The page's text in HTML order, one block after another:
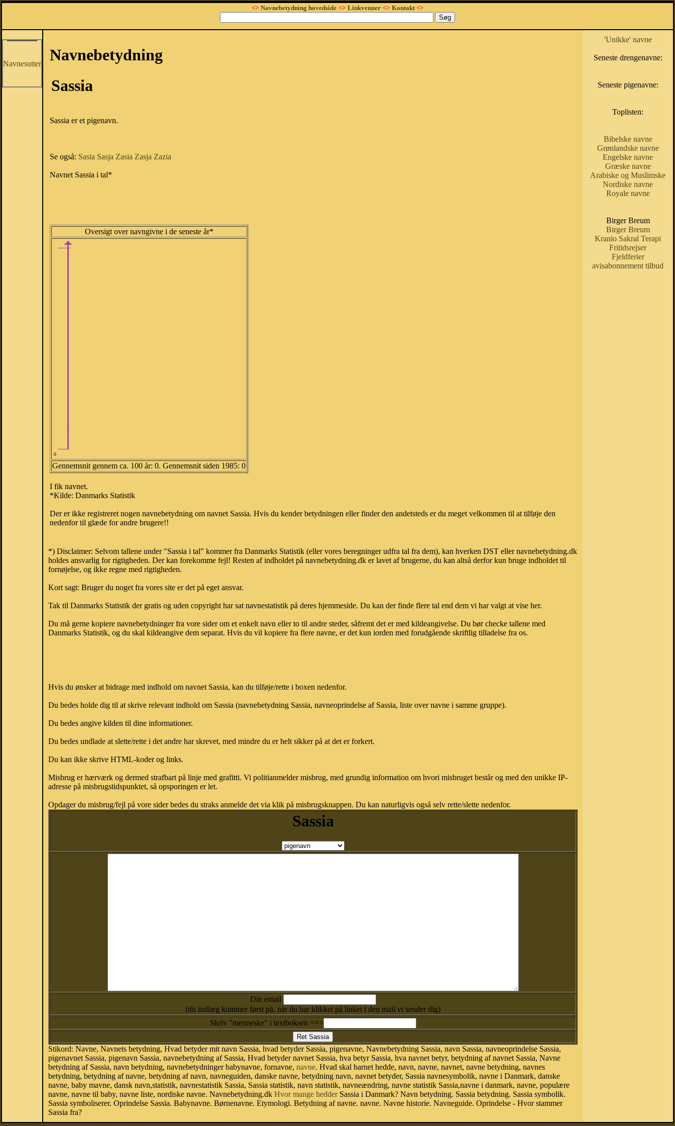
<> Navnebetydning hovedside <> Linkvenner <> Kontakt<>
Navnesutter
Navnebetydning
Sassia
Sassia er et pigenavn.
Se også: Sasia Sasja Zasia Zasja Zazia
Navnet Sassia i tal*
Oversigt over navngivne i de seneste år*
0
Gennemsnit gennem ca. 100 år: 0. Gennemsnit siden 1985: 0
I fik navnet.
*Kilde: Danmarks Statistik
Der er ikke registreret nogen navnebetydning om navnet Sassia. Hvis du kender betydningen eller finder den andetsteds er du meget velkommen til at tilføje den
nedenfor til glæde for andre brugere!!
*) Disclaimer: Selvom tallene under "Sassia i tal" kommer fra Danmarks Statistik (eller vores beregninger udfra tal fra dem), kan hverken DST eller navnebetydning.dk
holdes ansvarlig for rigtigheden. Der kan forekomme fejl! Resten af indholdet på navnebetydning.dk er lavet af brugerne, du kan altså derfor kun bruge indholdet til
fornøjelse, og ikke regne med rigtigheden.
Kort sagt: Bruger du noget fra vores site er det på eget ansvar.
Tak til Danmarks Statistik der gratis og uden copyright har sat navnestatistik på deres hjemmeside. Du kan der finde flere tal end dem vi har valgt at vise her.
Du må gerne kopiere navnebetydninger fra vore sider om et enkelt navn eller to til andre steder, såfremt det er med kildeangivelse. Du bør checke tallene med
Danmarks Statistik, og du skal kildeangive dem separat. Hvis du vil kopiere fra flere navne, er det kun iorden med forudgående skriftlig tilladelse fra os.
Hvis du ønsker at bidrage med indhold om navnet Sassia, kan du tilføje/rette i boxen nedenfor.
Du bedes holde dig til at skrive relevant indhold om Sassia (navnebetydning Sassia, navneoprindelse af Sassia, liste over navne i samme gruppe).
Du bedes angive kilden til dine informationer.
Du bedes undlade at slette/rette i det andre har skrevet, med mindre du er helt sikker på at det er forkert.
Du kan ikke skrive HTML-koder og links.
Misbrug er hærværk og dermed strafbart på linje med grafitti. Vi politianmelder misbrug, med grundig information om hvori misbruget består og med den unikke IP-
adresse på misbrugstidspunktet, så opsporingen er let.
Opdager du misbrug/fejl på vore sider bedes du straks anmelde det via klik på misbrugsknappen. Du kan naturligvis også selv rette/slette nedenfor.
Sassia
Din email
(dit indlæg kommer først på, når du har klikket på linket i den mail vi sender dig)
Skriv "menneske" i textboksen ==>
Stikord: Navne, Navnets betydning, Hvad betyder mit navn Sassia, hvad betyder Sassia, pigenavne, Navnebetydning Sassia, navn Sassia, navneoprindelse Sassia,
pigenavnet Sassia, pigenavn Sassia, navnebetydning af Sassia, Hvad betyder navnet Sassia, hva betyr Sassia, hva navnet betyr, betydning af navnet Sassia, Navne
betydning af Sassia, navn betydning, navnebetydninger babynavne, fornavne, navne. Hvad skal barnet hedde, navn, navne, navnet, navne betydning, navnes
betydning, betydning af navne, betydning af navn, navneguiden, danske navne, betydning navn, navnet betyder, Sassia navnesymbolik, navne i Danmark, danske
navne, baby mavne, dansk navn,statistik, navnestatistik Sassia, Sassia statistik, navn statistik, navneændring, navne statistik Sassia,navne i danmark, navne, populære
navne, navne til baby, navne liste, nordiske navne. Navnebetydning.dk Hvor mange hedderSassia i Danmark? Navn betydning. Sassia betydning. Sassia symbolik.
Sassia symboliserer. Oprindelse Sassia. Babynavne. Børnenavne. Etymologi. Betydning af navne. navne. Navne historie. Navneguide. Oprindelse - Hvor stammer
Sassia fra?
'Unikke' navne
Seneste drengenavne:
Seneste pigenavne:
Toplisten:
Bibelske navne
Grønlandske navne
Engelske navne
Græske navne
Arabiske og Muslimske
Nordiske navne
Royale navne
Birger Breum
Birger Breum
Kranio Sakral Terapi
Fritidsrejser
Fjeldferier
avisabonnement tilbud